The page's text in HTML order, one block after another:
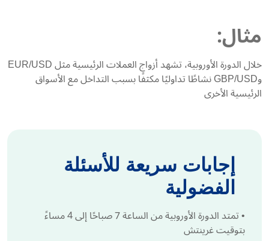
مثال:
خلال الدورة الأوروبية، تشهد أزواج العملات الرئيسية مثل EUR/USD
وGBP/USD نشاطًا تداوليًا مكثفًا بسبب التداخل مع الأسواق
الرئيسية الأخرى
إجابات سريعة للأسئلة
الفضولية
• تمتد الدورة الأوروبية من الساعة 7 صباحًا إلى 4 مساءً
بتوقيت غرينتش